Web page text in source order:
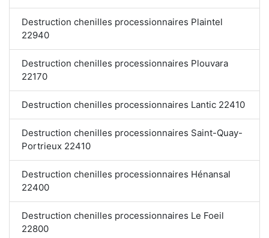
Destruction chenilles processionnaires Plaintel
22940
Destruction chenilles processionnaires Plouvara
22170
Destruction chenilles processionnaires Lantic 22410
Destruction chenilles processionnaires Saint-Quay-
Portrieux 22410
Destruction chenilles processionnaires Hénansal
22400
Destruction chenilles processionnaires Le Foeil
22800